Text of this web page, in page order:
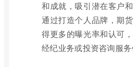
和成就，吸引潜在客户和
通过打造个人品牌，期
得更多的曝光率和认可
经纪业务或投资咨询服务